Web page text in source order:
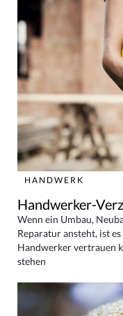
HANDWERK
Handwerker-
Wenn ein Umbau,
Reparatur ansteht, ist
Handwerker vertrauen
stehen